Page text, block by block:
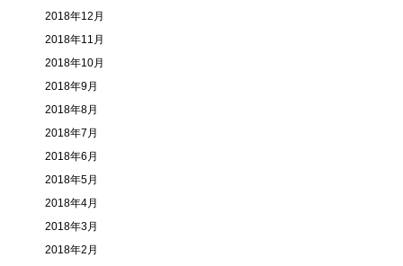
2018年12月
2018年11月
2018年10月
2018年9月
2018年8月
2018年7月
2018年6月
2018年5月
2018年4月
2018年3月
2018年2月